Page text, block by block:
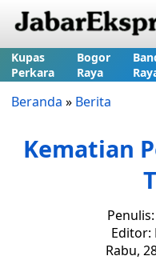
Kupas
Perkara
Bogor
Raya
Beranda » Berita
Kematian
Penulis:
Editor:
Rabu,